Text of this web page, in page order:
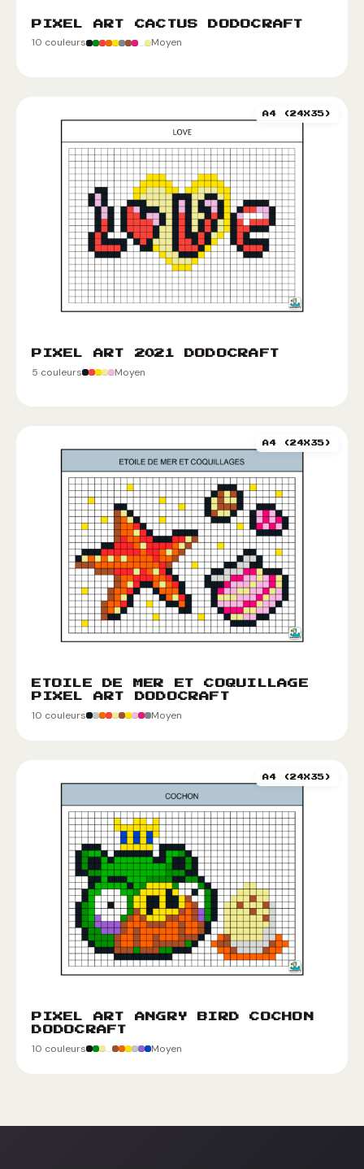
PIXEL ART CACTUS DODOCRAFT
10 couleurs Moyen
A4 (24X35)
PIXEL ART 2021 DODOCRAFT
5 couleurs Moyen
A4 (24X35)
ETOILE DE MER ET COQUILLAGE
PIXEL ART DODOCRAFT
10 couleurs Moyen
A4 (24X35)
PIXEL ART ANGRY BIRD COCHON
DODOCRAFT
10 couleurs Moyen